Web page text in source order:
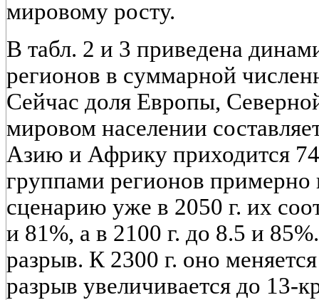
мировому росту.
В табл. 2 и 3 приведена
регионов в суммарной
Сейчас доля Европы,
мировом населении
Азию и Африку приходится
группами регионов примерно
сценарию уже в 2050 г. их
и 81%, а в 2100 г. до 8.5 и
разрыв. К 2300 г. оно
разрыв увеличивается до 13-